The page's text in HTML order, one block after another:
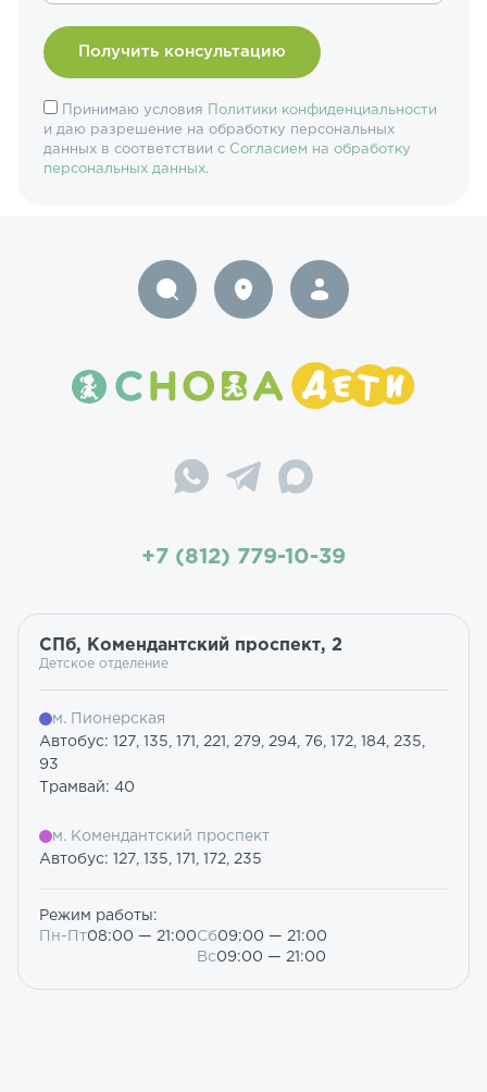
Принимаю условия
Политики конфиденциальности
и даю разрешение на обработку персональных
данных в соответствии с Согласием на обработку
персональных данных.
+7 (812) 779-10-39
СПб, Комендантский проспект, 2
Детское отделение
м. Пионерская
Автобус: 127, 135, 171, 221, 279, 294, 76, 172, 184, 235,
93
Трамвай: 40
м. Комендантский проспект
Автобус: 127, 135, 171, 172, 235
Режим работы:
Пн-Пт08:00 — 21:00Сб09:00 — 21:00
Вс09:00 — 21:00